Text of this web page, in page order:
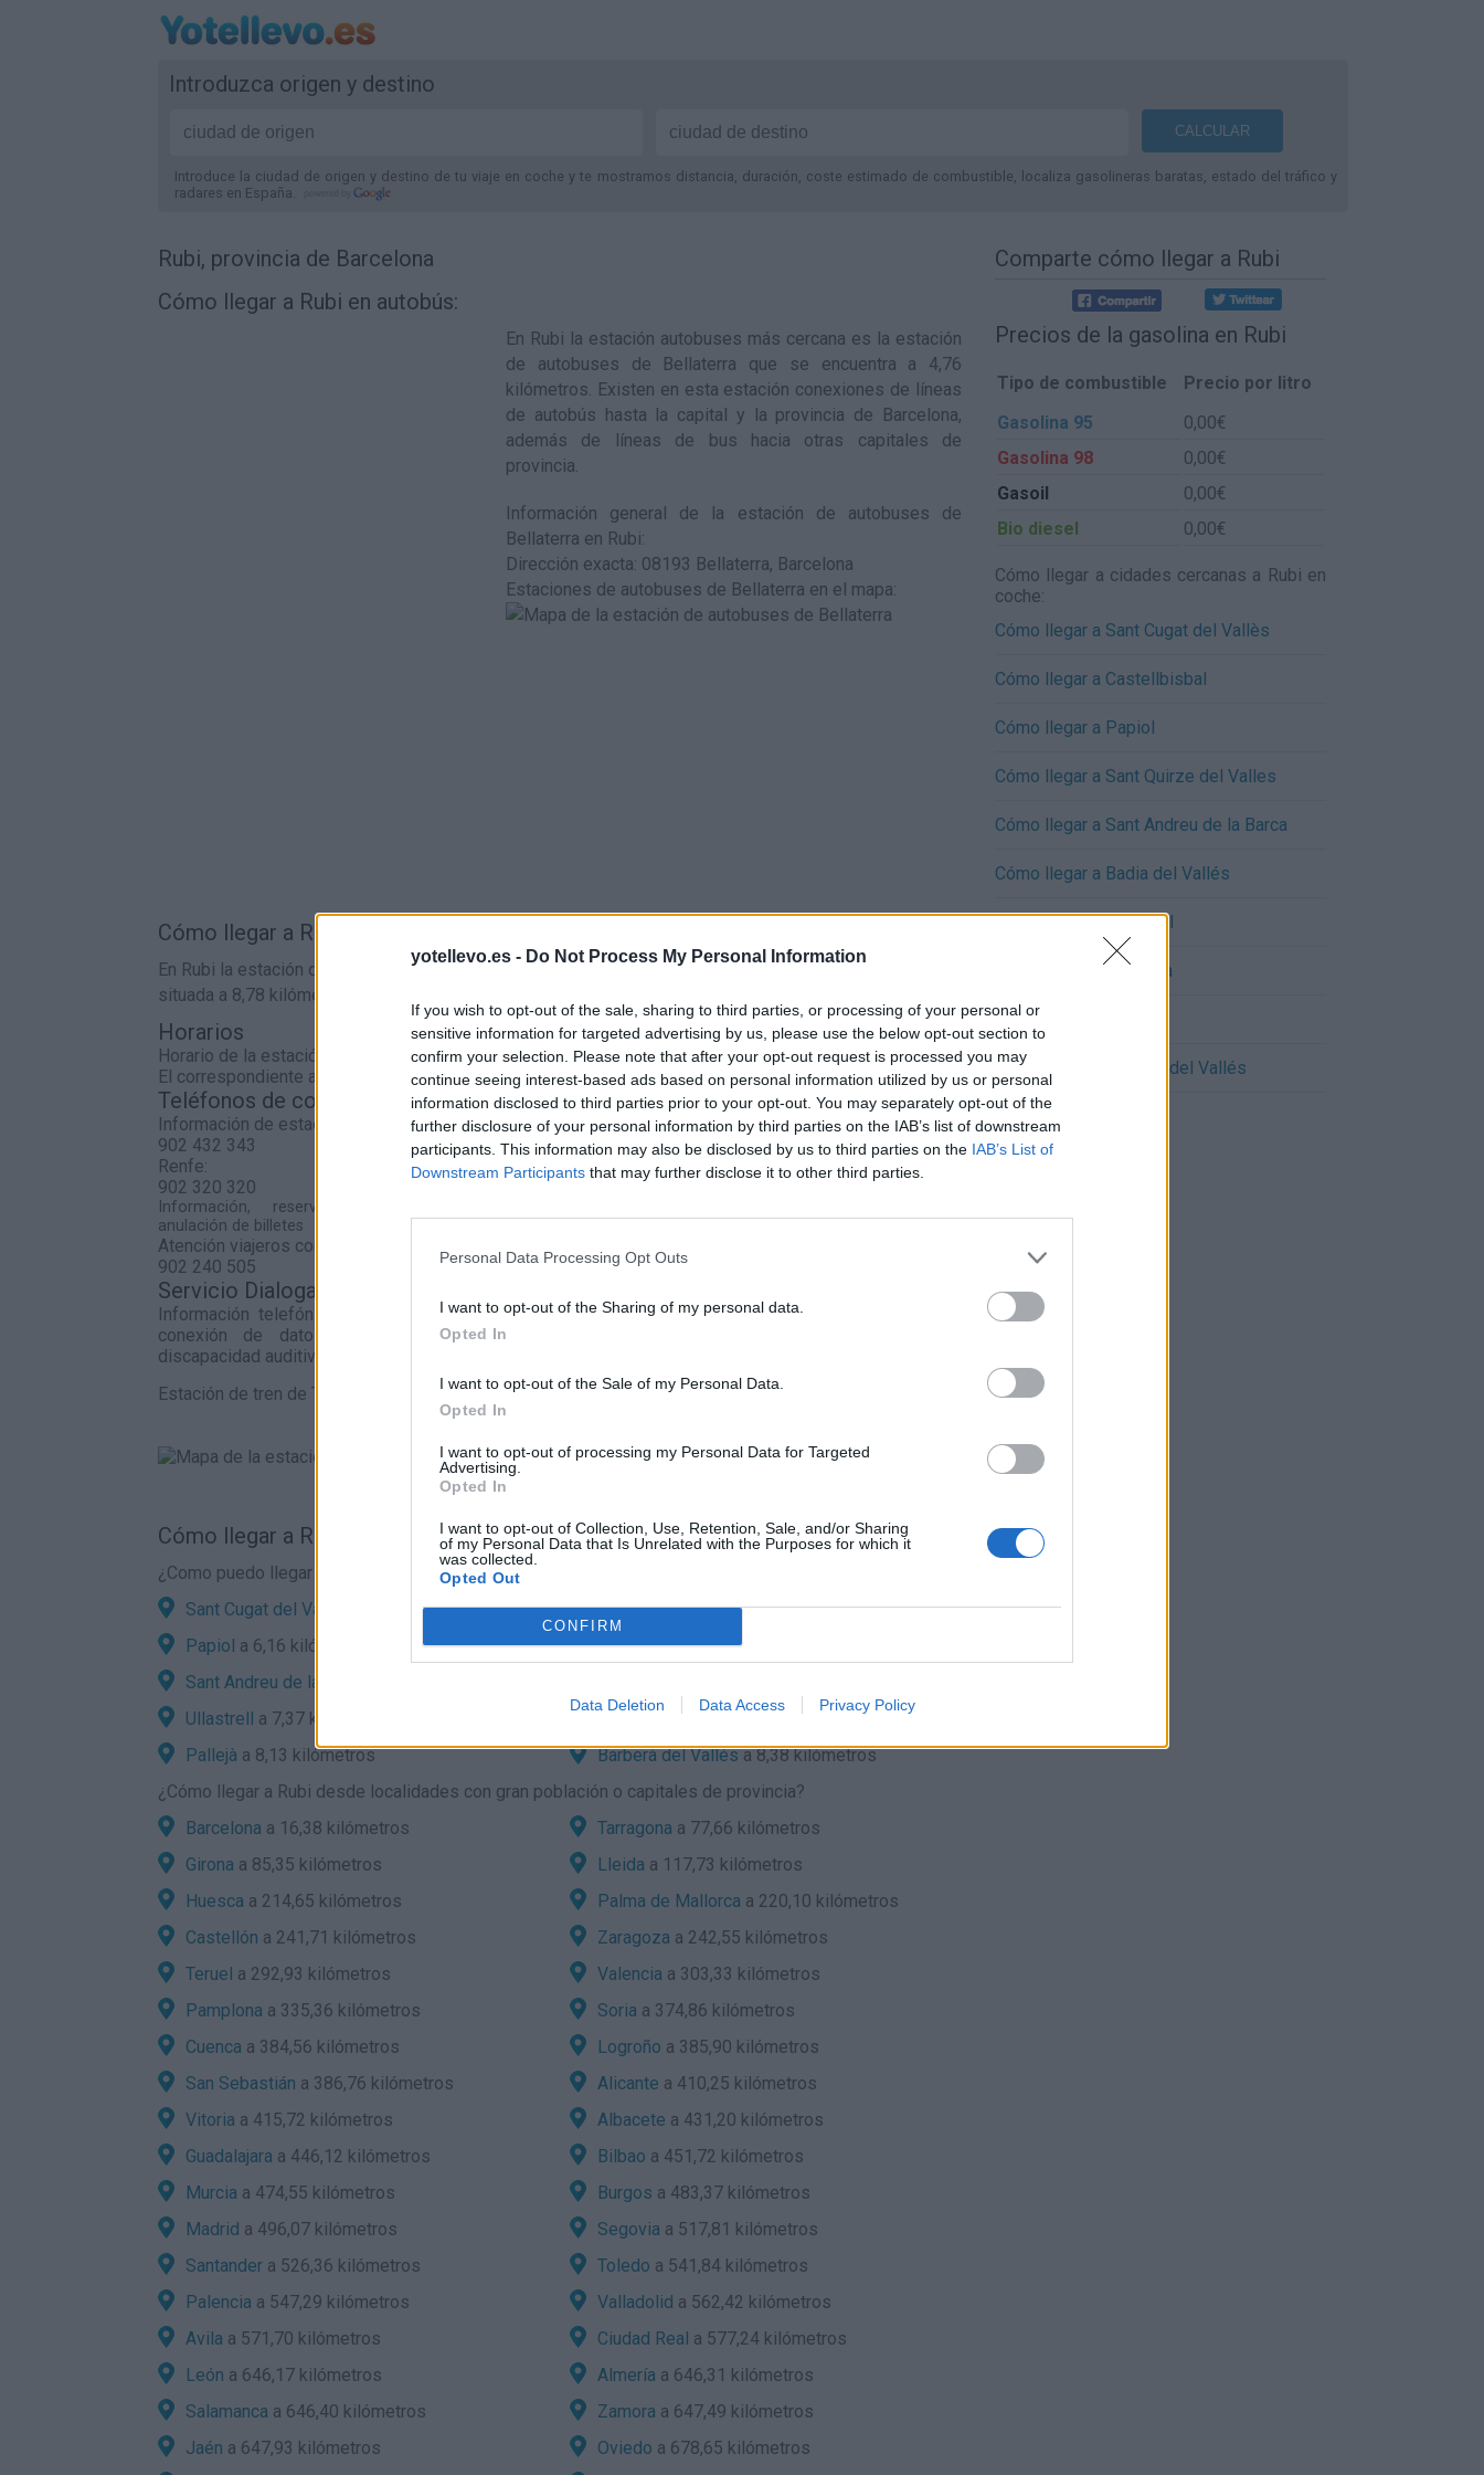
yotellevo.es - Do Not Process My Personal Information
If you wish to opt-out of the sale, sharing to third parties, or processing of your personal or
sensitive information for targeted advertising by us, please use the below opt-out section to
confirm your selection. Please note that after your opt-out request is processed you may
continue seeing interest-based ads based on personal information utilized by us or personal
information disclosed to third parties prior to your opt-out. You may separately opt-out of the
further disclosure of your personal information by third parties on the IAB’s list of downstream
participants. This information may also be disclosed by us to third parties on the IAB’s List of
Downstream Participants that may further disclose it to other third parties.
Personal Data Processing Opt Outs
I want to opt-out of the Sharing of my personal data.
Opted In
I want to opt-out of the Sale of my Personal Data.
Opted In
I want to opt-out of processing my Personal Data for Targeted
Advertising.
Opted In
I want to opt-out of Collection, Use, Retention, Sale, and/or Sharing
of my Personal Data that Is Unrelated with the Purposes for which it
was collected.
Opted Out
CONFIRM
Data Deletion Data Access Privacy Policy
Introduzca origen y destino
Introduce la ciudad de origen y destino de tu viaje en coche y te mostramos distancia, duración, coste estimado de combustible, localiza gasolineras baratas, estado del tráfico y
radares en España.
Rubi, provincia de Barcelona
Cómo llegar a Rubi en autobús:
En Rubi la estación autobuses más cercana es la estación
de autobuses de Bellaterra que se encuentra a 4,76
kilómetros. Existen en esta estación conexiones de líneas
de autobús hasta la capital y la provincia de Barcelona,
además de líneas de bus hacia otras capitales de
provincia.
Información general de la estación de autobuses de
Bellaterra en Rubi:
Dirección exacta: 08193 Bellaterra, Barcelona
Estaciones de autobuses de Bellaterra en el mapa:
Cómo llegar a Rubi en tren:
En Rubi la estación de tren más cercana es la estación de tren de de media y larga distancia de Terrassa
situada a 8,78 kilómetros de Rubi.
Horarios
Horario de la estación
El correspondiente al servicio de Cercanías
Teléfonos de contacto
Información de estaciones
902 432 343
Renfe:
902 320 320
Información, reserva, venta, cambio y
anulación de billetes
Atención viajeros con discapacidad
902 240 505
Servicio Dialoga:
Información telefónica de Adif a través de móvil con
conexión de datos para personas sordas y con
discapacidad auditiva.
Estación de tren de Terrassa en el mapa
Cómo llegar a Rubi por carretera:
¿Como puedo llegar en coche a Rubi desde localidades cercanas?
Sant Cugat del Vallès
a 4,05 kilómetros Castellbisbala 4,48 kilómetros
Papiol a 6,16 kilómetros Sant Quirze del Valles
Sant Andreu de la Barca
Ullastrell a 7,37 kilómetros
a 7,83 kilómetros
Pallejà a 8,13 kilómetros Barberà del Vallésa 8,38 kilómetros
¿ Cómo llegar a Rubi desde localidades con gran población o capitales de provincia?
Barcelona a 16,38 kilómetros Tarragona a 77,66 kilómetros
Girona a 85,35 kilómetros Lleida a 117,73 kilómetros
Huesca a 214,65 kilómetros Palma de Mallorca a 220,10 kilómetros
Castellón a 241,71 kilómetros Zaragoza a 242,55 kilómetros
Teruel a 292,93 kilómetros Valencia a 303,33 kilómetros
Pamplona a 335,36 kilómetros Soria a 374,86 kilómetros
Cuenca a 384,56 kilómetros Logroño a 385,90 kilómetros
San Sebastián a 386,76 kilómetros Alicante a 410,25 kilómetros
Vitoria a 415,72 kilómetros Albacete a 431,20 kilómetros
Guadalajara a 446,12 kilómetros Bilbao a 451,72 kilómetros
Murcia a 474,55 kilómetros Burgos a 483,37 kilómetros
Madrid a 496,07 kilómetros Segovia a 517,81 kilómetros
Santander a 526,36 kilómetros Toledo a 541,84 kilómetros
Palencia a 547,29 kilómetros Valladolid a 562,42 kilómetros
Avila a 571,70 kilómetros Ciudad Real a 577,24 kilómetros
León a 646,17 kilómetros Almería a 646,31 kilómetros
Salamanca a 646,40 kilómetros Zamora a 647,49 kilómetros
Jaén a 647,93 kilómetros Oviedo a 678,65 kilómetros
Comparte cómo llegar a Rubi
Precios de la gasolina en Rubi
Tipo de combustible
Precio por litro
Gasolina 95
0,00€
Gasolina 98
0,00€
Gasoil
0,00€
Bio diesel
0,00€
Cómo llegar a cidades cercanas a Rubi en
coche:
Cómo llegar a Sant Cugat del Vallès
Cómo llegar a Castellbisbal
Cómo llegar a Papiol
Cómo llegar a Sant Quirze del Valles
Cómo llegar a Sant Andreu de la Barca
Cómo llegar a Badia del Vallés
Cómo llegar a Ullastrell
Cómo llegar a Terrassa
Cómo llegar a Pallejà
Cómo llegar a Barberà del Vallés